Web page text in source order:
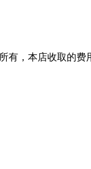
，本店收取的费